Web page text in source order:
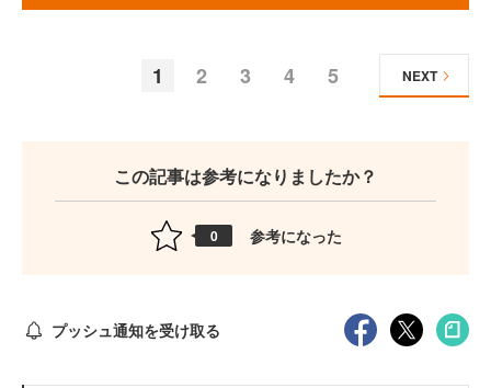
1 2 3 4 5 NEXT
この記事は参考になりましたか？
0 参考になった
プッシュ通知を受け取る